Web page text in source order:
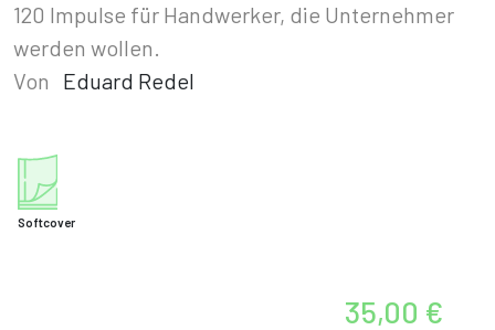
120 Impulse für Handwerker, die Unternehmer
werden wollen.
Von
Eduard Redel
Softcover
35,00 €